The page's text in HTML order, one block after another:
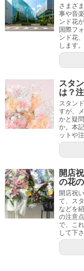
さまざ
事や音
ンド花
国際フ
ンド花
します。
スタ
は？
スタン
すが、
かと疑
か。本
ットや
開店
の花
開店祝
て、ス
などを
の注意
で、こ
して下さ